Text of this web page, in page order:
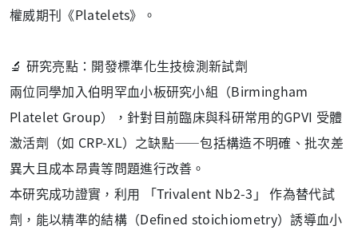
權威期刊《Platelets》。
🔬 研究亮點：開發標準化生技檢測新試劑
兩位同學加入伯明罕血小板研究小組（Birmingham
Platelet Group），針對目前臨床與科研常用的GPVI 受體
激活劑（如 CRP-XL）之缺點——包括構造不明確、批次差
異大且成本昂貴等問題進行改善。
本研究成功證實，利用 「Trivalent Nb2-3」 作為替代試
劑，能以精準的結構（Defined stoichiometry）誘導血小